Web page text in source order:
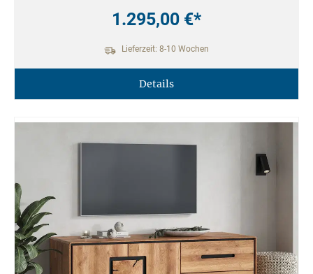
1.295,00 €*
Lieferzeit: 8-10 Wochen
Details